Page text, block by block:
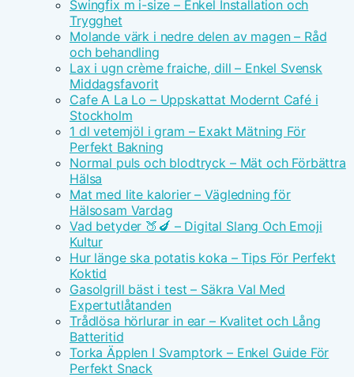
Swingfix m i-size – Enkel Installation och
Trygghet
Molande värk i nedre delen av magen – Råd
och behandling
Lax i ugn crème fraiche, dill – Enkel Svensk
Middagsfavorit
Cafe A La Lo – Uppskattat Modernt Café i
Stockholm
1 dl vetemjöl i gram – Exakt Mätning För
Perfekt Bakning
Normal puls och blodtryck – Mät och Förbättra
Hälsa
Mat med lite kalorier – Vägledning för
Hälsosam Vardag
Vad betyder 🍑🍆 – Digital Slang Och Emoji
Kultur
Hur länge ska potatis koka – Tips För Perfekt
Koktid
Gasolgrill bäst i test – Säkra Val Med
Expertutlåtanden
Trådlösa hörlurar in ear – Kvalitet och Lång
Batteritid
Torka Äpplen I Svamptork – Enkel Guide För
Perfekt Snack